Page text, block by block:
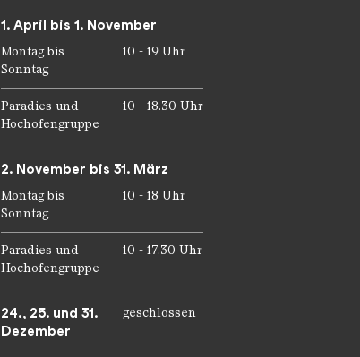
1. April bis 1. November
Montag bis
Sonntag
10 - 19 Uhr
Paradies und
Hochofengruppe
10 - 18.30 Uhr
2. November bis 31. März
Montag bis
Sonntag
10 - 18 Uhr
Paradies und
Hochofengruppe
10 - 17.30 Uhr
24., 25. und 31.
Dezember
geschlossen